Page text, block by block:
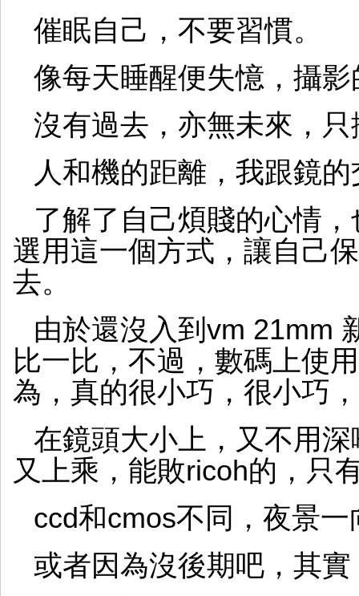
催眠自己，不要習慣。
像每天睡醒便失憶，攝
沒有過去，亦無未來，
人和機的距離，我跟鏡
了解了自己煩賤的心情
選用這一個方式，讓自己
去。
由於還沒入到vm 21mm
比一比，不過，數碼上使
為，真的很小巧，很小巧
在鏡頭大小上，又不用
又上乘，能敗ricoh的，只
ccd和cmos不同，夜景
或者因為沒後期吧，其